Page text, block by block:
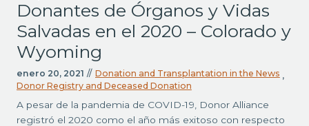
Donantes de Órganos y Vidas
Salvadas en el 2020 – Colorado y
Wyoming
enero 20, 2021 // Donation and Transplantation in the News ,
Donor Registry and Deceased Donation
A pesar de la pandemia de COVID-19, Donor Alliance
registró el 2020 como el año más exitoso con respecto